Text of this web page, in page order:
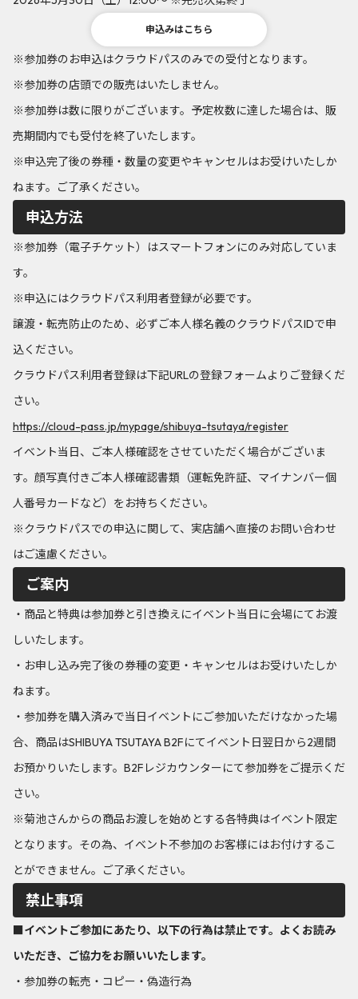
申込みはこちら
※参加券のお申込はクラウドパスのみでの受付となります。
※参加券の店頭での販売はいたしません。
※参加券は数に限りがございます。予定枚数に達した場合は、販
売期間内でも受付を終了いたします。
※申込完了後の券種・数量の変更やキャンセルはお受けいたしか
ねます。ご了承ください。
申込方法
※参加券（電子チケット）はスマートフォンにのみ対応していま
す。
※申込にはクラウドパス利用者登録が必要です。
譲渡・転売防止のため、必ずご本人様名義のクラウドパスIDで申
込ください。
クラウドパス利用者登録は下記URLの登録フォームよりご登録くだ
さい。
https://cloud-pass.jp/mypage/shibuya-tsutaya/register
イベント当日、ご本人様確認をさせていただく場合がございま
す。顔写真付きご本人様確認書類（運転免許証、マイナンバー個
人番号カードなど）をお持ちください。
※クラウドパスでの申込に関して、実店舗へ直接のお問い合わせ
はご遠慮ください。
ご案内
・商品と特典は参加券と引き換えにイベント当日に会場にてお渡
しいたします。
・お申し込み完了後の券種の変更・キャンセルはお受けいたしか
ねます。
・参加券を購入済みで当日イベントにご参加いただけなかった場
合、商品はSHIBUYA TSUTAYA B2Fにてイベント日翌日から2週間
お預かりいたします。B2Fレジカウンターにて参加券をご提示くだ
さい。
※菊池さんからの商品お渡しを始めとする各特典はイベント限定
となります。その為、イベント不参加のお客様にはお付けするこ
とができません。ご了承ください。
禁止事項
■イベントご参加にあたり、以下の行為は禁止です。よくお読み
いただき、ご協力をお願いいたします。
・参加券の転売・コピー・偽造行為